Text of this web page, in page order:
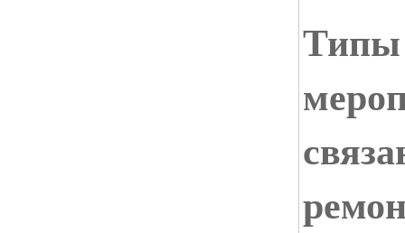
Типы